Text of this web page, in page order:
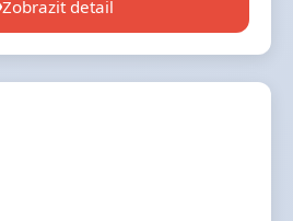
Zobrazit detail